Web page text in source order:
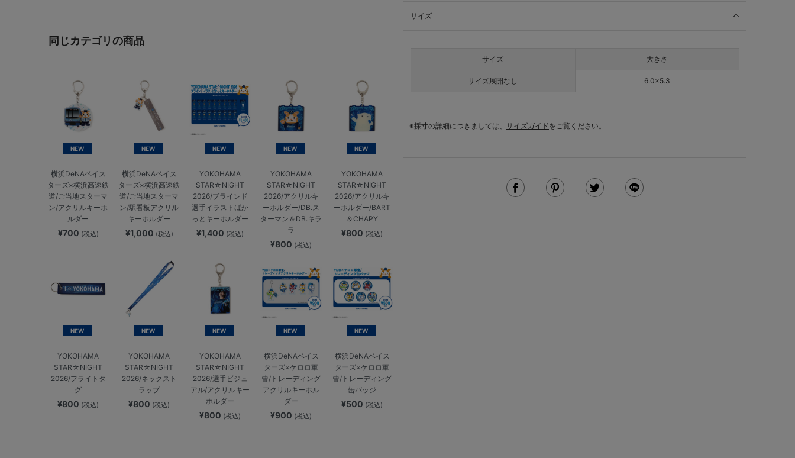
同じカテゴリの商品
NEW
横浜DeNAベイス
ターズ×横浜高速鉄
道/ご当地スターマ
ン/アクリルキーホ
ルダー
¥700 (税込)
NEW
横浜DeNAベイス
ターズ×横浜高速鉄
道/ご当地スターマ
ン/駅看板アクリル
キーホルダー
¥1,000 (税込)
NEW
YOKOHAMA
STAR☆NIGHT
2026/ブラインド
選手イラストぱか
っとキーホルダー
¥1,400 (税込)
NEW
YOKOHAMA
STAR☆NIGHT
2026/アクリルキ
ーホルダー/DB.ス
ターマン＆DB.キラ
ラ
¥800 (税込)
NEW
YOKOHAMA
STAR☆NIGHT
2026/アクリルキ
ーホルダー/BART
＆CHAPY
¥800 (税込)
NEW
YOKOHAMA
STAR☆NIGHT
2026/フライトタ
グ
¥800 (税込)
NEW
YOKOHAMA
STAR☆NIGHT
2026/ネックスト
ラップ
¥800 (税込)
NEW
YOKOHAMA
STAR☆NIGHT
2026/選手ビジュ
アル/アクリルキー
ホルダー
¥800 (税込)
NEW
横浜DeNAベイス
ターズ×ケロロ軍
曹/トレーディング
アクリルキーホル
ダー
¥900 (税込)
NEW
横浜DeNAベイス
ターズ×ケロロ軍
曹/トレーディング
缶バッジ
¥500 (税込)
サイズ
サイズ 大きさ
サイズ展開なし 6.0×5.3
※採寸の詳細につきましては、 サイズガイドをご覧ください。